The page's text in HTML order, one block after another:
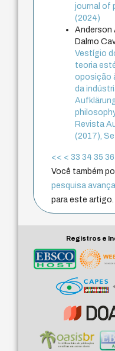
journal of
(2024)
Anderson
Dalmo
Vestígio
teoria
oposição
da
Revista
(2017),
<< < 33 34 35 36
Você também
pesquisa
para este artigo.
Registros e